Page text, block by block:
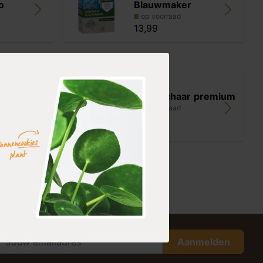
Blauwmaker
op voorraad
13,99
Snoeischaar premium
op voorraad
Aanmelden